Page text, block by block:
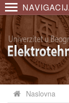
Naslovna